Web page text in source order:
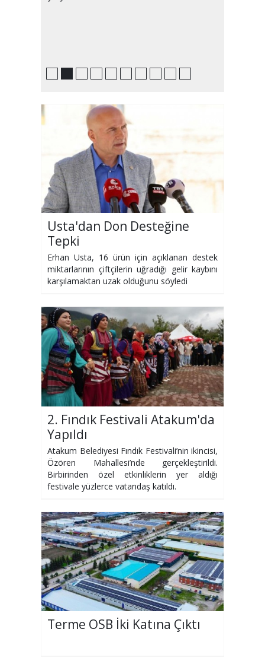
Usta'dan Don Desteğine
Tepki
Erhan Usta, 16 ürün için açıklanan destek
miktarlarının çiftçilerin uğradığı gelir kaybını
karşılamaktan uzak olduğunu söyledi
2. Fındık Festivali Atakum'da
Yapıldı
Atakum Belediyesi Fındık Festivali’nin ikincisi,
Özören Mahallesi’nde gerçekleştirildi.
Birbirinden özel etkinliklerin yer aldığı
festivale yüzlerce vatandaş katıldı.
Terme OSB İki Katına Çıktı